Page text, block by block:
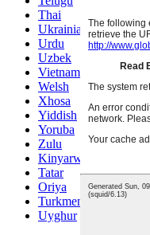
Thai
Ukrainian
Urdu
Uzbek
Vietnamese
Welsh
Xhosa
Yiddish
Yoruba
Zulu
Kinyarwanda
Tatar
Oriya
Turkmen
Uyghur